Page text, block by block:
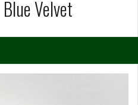
Blue Velvet